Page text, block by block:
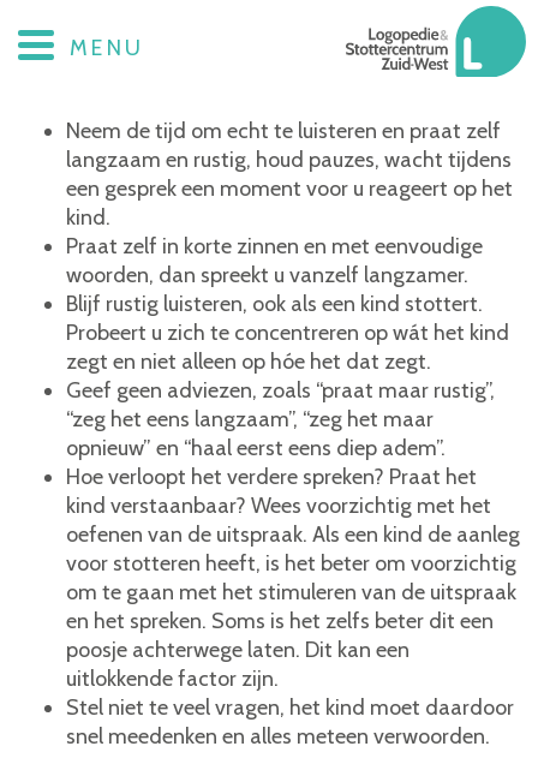
MENU
Communicatietips
Neem de tijd om echt te luisteren en praat zelf
langzaam en rustig, houd pauzes, wacht tijdens
een gesprek een moment voor u reageert op het
kind.
Praat zelf in korte zinnen en met eenvoudige
woorden, dan spreekt u vanzelf langzamer.
Blijf rustig luisteren, ook als een kind stottert.
Probeert u zich te concentreren op wát het kind
zegt en niet alleen op hóe het dat zegt.
Geef geen adviezen, zoals “praat maar rustig”,
“zeg het eens langzaam”, “zeg het maar
opnieuw” en “haal eerst eens diep adem”.
Hoe verloopt het verdere spreken? Praat het
kind verstaanbaar? Wees voorzichtig met het
oefenen van de uitspraak. Als een kind de aanleg
voor stotteren heeft, is het beter om voorzichtig
om te gaan met het stimuleren van de uitspraak
en het spreken. Soms is het zelfs beter dit een
poosje achterwege laten. Dit kan een
uitlokkende factor zijn.
Stel niet te veel vragen, het kind moet daardoor
snel meedenken en alles meteen verwoorden.